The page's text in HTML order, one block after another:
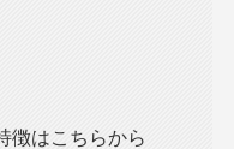
徴はこちらから